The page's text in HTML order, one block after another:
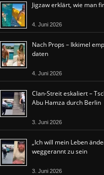
Jigzaw erklärt, wie man
4. Juni 2026
Nach Props – Ikkimel
daten
4. Juni 2026
Clan-Streit eskaliert –
Abu Hamza durch Berlin
3. Juni 2026
„Ich will mein Leben
weggerannt zu sein
3. Juni 2026